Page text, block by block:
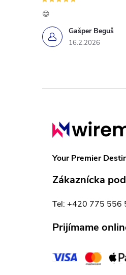
Gašper Beguš
16.2.2026
😁
Your Premier
Zákaznícka
Tel: +420 775 556
Prijímame